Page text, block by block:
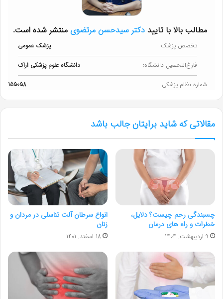
مطالب بالا با تایید دکتر سیدحسن مرتضوی منتشر شده است.
تخصص پزشک: پزشک عمومی
فارغ‌التحصیل دانشگاه: دانشگاه علوم پزشکی اراک
شماره نظام پزشکی: 155058
مقالاتی که شاید برایتان جالب باشد
چسبندگی رحم چیست؟ دلایل،
خطرات و راه های درمان
9 اردیبهشت, 1404
انواع سرطان آلت تناسلی در مردان و
زنان
18 اسفند, 1401